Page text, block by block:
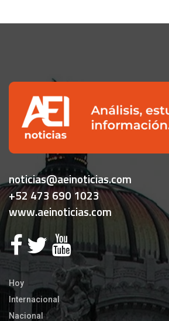
noticias@aeinoticias.com
+52 473 690 1023
www.aeinoticias.com
Hoy
Internacional
Nacional